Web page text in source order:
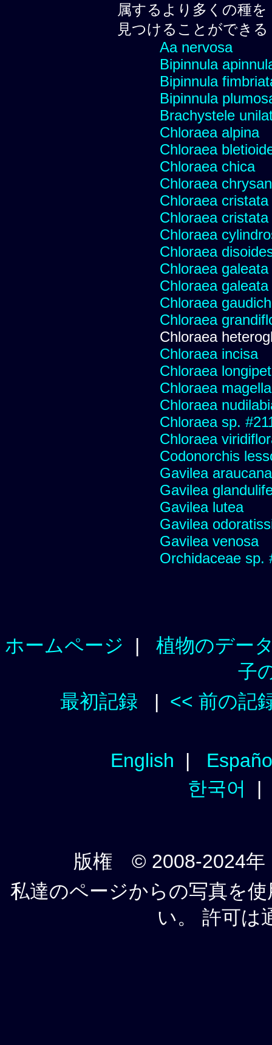
属するより多くの種を
見つけることができる
Aa nervosa
Bipinnula
Bipinnula
Bipinnula
Brachystele
Chloraea alpina
Chloraea
Chloraea chica
Chloraea
Chloraea cristata
Chloraea
Chloraea
Chloraea
Chloraea galeata
Chloraea galeata
Chloraea
Chloraea
Chloraea
Chloraea incisa
Chloraea
Chloraea
Chloraea
Chloraea sp.
Chloraea
Codonorchis
Gavilea araucana
Gavilea
Gavilea lutea
Gavilea
Gavilea venosa
Orchidaceae sp.
ホームページ | 植物のデー
子
最初記録 | << 前の記
English |
한국어
版権 © 2008-2024年
私達のページからの写真を
い。 許可は